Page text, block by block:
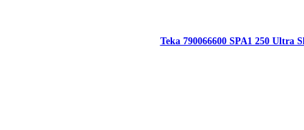
Teka 790066600 SPA1 250 Ultra